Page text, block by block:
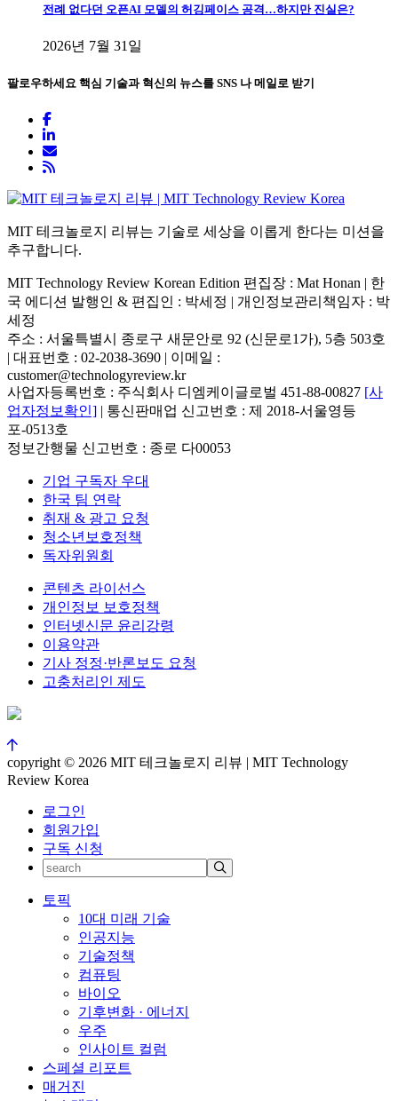
전례 없다던 오픈AI 모델의 허깅페이스 공격…하지만 진실은?
2026년 7월 31일
팔로우하세요 핵심 기술과 혁신의 뉴스를 SNS 나 메일로 받기
MIT 테크놀로지 리뷰는 기술로 세상을 이롭게 한다는 미션을
추구합니다.
MIT Technology Review Korean Edition 편집장 : Mat Honan | 한
국 에디션 발행인 & 편집인 : 박세정 | 개인정보관리책임자 : 박
세정
주소 : 서울특별시 종로구 새문안로 92 (신문로1가), 5층 503호
| 대표번호 : 02-2038-3690 | 이메일 :
customer@technologyreview.kr
사업자등록번호 : 주식회사 디엠케이글로벌 451-88-00827 [사
업자정보확인] | 통신판매업 신고번호 : 제 2018-서울영등
포-0513호
정보간행물 신고번호 : 종로 다00053
기업 구독자 우대
한국 팀 연락
취재 & 광고 요청
청소년보호정책
독자위원회
콘텐츠 라이선스
개인정보 보호정책
인터넷신문 윤리강령
이용약관
기사 정정·반론보도 요청
고충처리인 제도
copyright © 2026 MIT 테크놀로지 리뷰 | MIT Technology
Review Korea
로그인
회원가입
구독 신청
토픽
10대 미래 기술
인공지능
기술정책
컴퓨팅
바이오
기후변화 · 에너지
우주
인사이트 컬럼
스페셜 리포트
매거진